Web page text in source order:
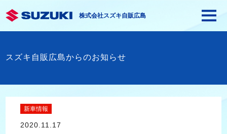
株式会社スズキ自販広島
スズキ自販広島からのお知らせ
新車情報
2020.11.17